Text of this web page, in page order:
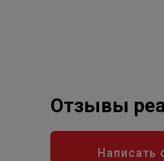
Отзывы
Написать